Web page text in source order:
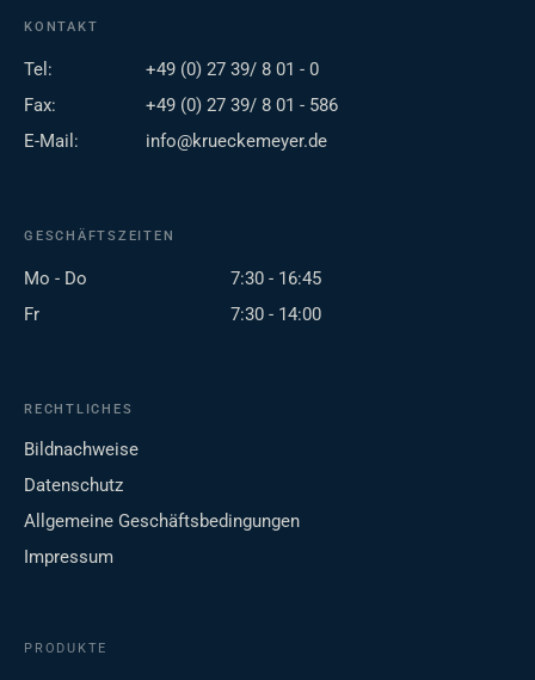
KONTAKT
Tel:
+49 (0) 27 39/ 8 01 - 0
Fax:
+49 (0) 27 39/ 8 01 - 586
E-Mail:
info@krueckemeyer.de
GESCHÄFTSZEITEN
Mo - Do
7:30 - 16:45
Fr
7:30 - 14:00
RECHTLICHES
Bildnachweise
Datenschutz
Allgemeine Geschäftsbedingungen
Impressum
PRODUKTE